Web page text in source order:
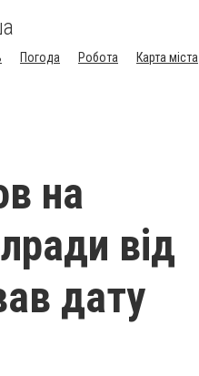
Погода Робота
Карта міста
на
від
дату